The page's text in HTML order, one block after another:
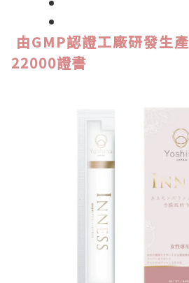
由GMP認證工廠研發生產
22000證書